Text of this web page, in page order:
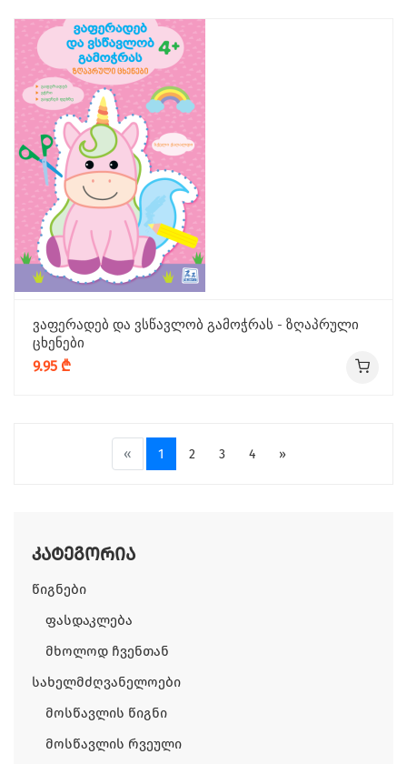
კატეგორია
Წიგნები
Ფასდაკლება
Მხოლოდ Ჩვენთან
Სახელმძღვანელოები
Მოსწავლის Წიგნი
Მოსწავლის Რვეული
ვაფერადებ და ვსწავლობ გამოჭრას - ზღაპრული
ცხენები
9.95 ₾
« 1 2 3 4 »